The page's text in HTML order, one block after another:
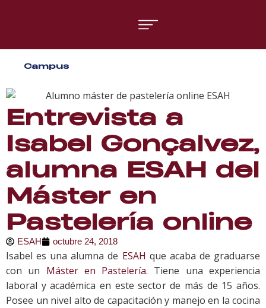
Campus
Entrevista a
Isabel Gonçalvez,
alumna ESAH del
Máster en
Pastelería online
ESAH octubre 24, 2018
Isabel es una alumna de ESAH que acaba de graduarse
con un Máster en Pastelería. Tiene una experiencia
laboral y académica en este sector de más de 15 años.
Posee un nivel alto de capacitación y manejo en la cocina